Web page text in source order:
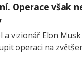
Operace však
a vizionář Elon
operaci na